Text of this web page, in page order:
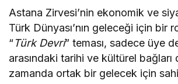
Astana Zirvesi’nin ekonomik ve
Türk Dünyası’nın geleceği için bir
“Türk Devri” teması, sadece üye
arasındaki tarihi ve kültürel bağları
zamanda ortak bir gelecek için